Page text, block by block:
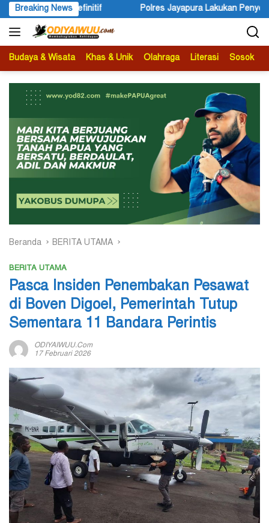
Langsung
ke
konten
Breaking News
Jayapura Lakukan Penyelidikan Pasca Keracunan Akibat Dugaan
Budaya & Wisata Khas & Unik Olahraga Literasi Sosok
Beranda BERITA UTAMA
BERITA UTAMA
Pasca Insiden Penembakan Pesawat
di Boven Digoel, Pemerintah Tutup
Sementara 11 Bandara Perintis
ODIYAIWUU.com
17 Februari 2026